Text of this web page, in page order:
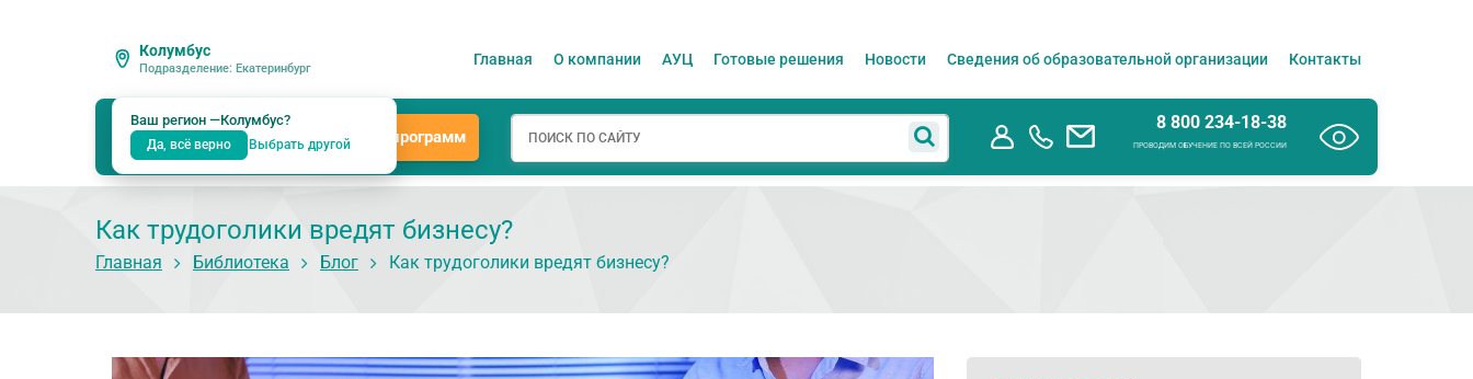
Колумбус
Подразделение: Екатеринбург
Ваш регион —Колумбус?
Да, всё верно Выбрать другой
Главная О компании АУЦ Готовые решения Новости Сведения об образовательной организации Контакты
Каталог программ
8 800 234-18-38
ПРОВОДИМ ОБУЧЕНИЕ ПО ВСЕЙ РОССИИ
Как трудоголики вредят бизнесу?
Главная Библиотека Блог Как трудоголики вредят бизнесу?